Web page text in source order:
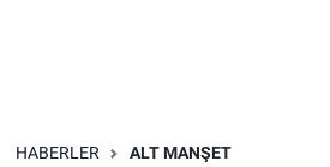
HABERLER ALT MANŞET